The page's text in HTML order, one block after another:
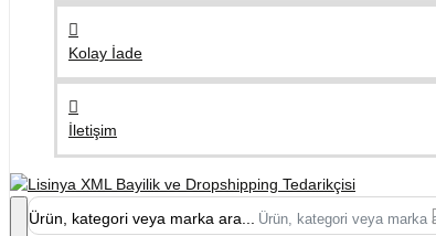
Kolay İade
İletişim
Ürün, kategori veya marka ara...